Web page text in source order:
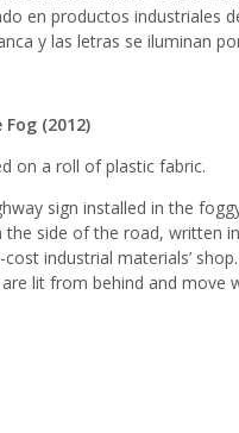
en productos industriales
y las letras se iluminan
(2012)
on a roll of plastic fabric.
sign installed in the
side of the road, written
cost industrial materials’
lit from behind and move